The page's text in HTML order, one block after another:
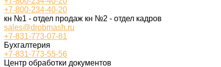
+7-800-234-40-20
кн №1 - отдел продаж кн №2 - отдел кадров
sales@drobmash.ru
+7-831-773-07-81
Бухгалтерия
+7-831-773-55-56
Центр обработки документов